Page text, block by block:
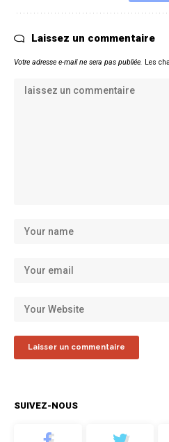
Laissez un commentaire
Votre adresse e-mail ne sera pas publiée. Les
SUIVEZ-NOUS